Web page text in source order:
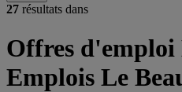
27 résultats dans
Offres d'emploi
Emplois Le